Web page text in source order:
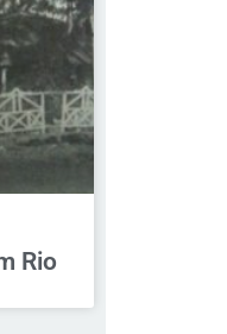
Rio